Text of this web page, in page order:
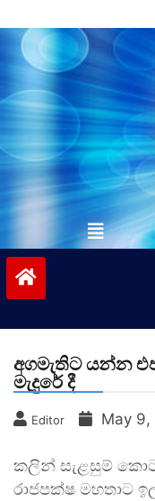
to
content
අගමැතිට යන්න
මැදුරේ දී
Editor May 9,
කලින් සැළසුම් කොට
රාජපක්ෂ මහතාට